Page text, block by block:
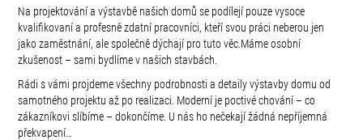
Na projektování a výstavbě našich domů se podílejí pouze vysoce
kvalifikovaní a profesně zdatní pracovníci, kteří svou práci neberou jen
jako zaměstnání, ale společně dýchají pro tuto věc.Máme osobní
zkušenost – sami bydlíme v našich stavbách.
Rádi s vámi projdeme všechny podrobnosti a detaily výstavby domu od
samotného projektu až po realizaci. Moderní je poctivé chování – co
zákazníkovi slíbíme – dokončíme. U nás ho nečekají žádná nepříjemná
překvapení…